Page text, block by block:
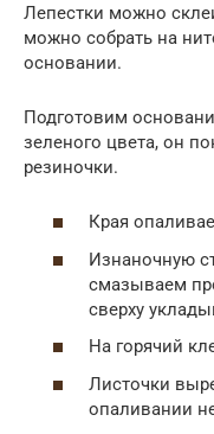
Лепестки можно
можно собрать на
основании.
Подготовим
зеленого цвета, он
резиночки.
Края
Изнаночную
смазываем
сверху
На горячий
Листочки
опаливании